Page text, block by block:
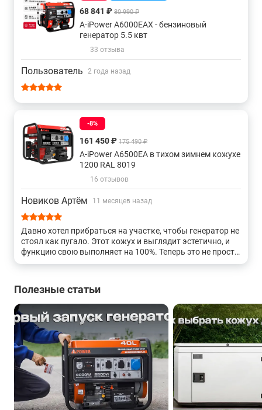
68 841 ₽ 80 990 ₽
A-iPower A6000EAX - бензиновый
генератор 5.5 квт
33 отзыва
Пользователь 2 года назад
-8%
161 450 ₽ 175 490 ₽
A-iPower A6500EA в тихом зимнем кожухе
1200 RAL 8019
16 отзывов
Новиков Артём 11 месяцев назад
Давно хотел прибраться на участке, чтобы генератор не
стоял как пугало. Этот кожух и выглядит эстетично, и
функцию свою выполняет на 100%. Теперь это не просто
железка, а часть ландшафта. И тихо, и красиво.
Полезные статьи